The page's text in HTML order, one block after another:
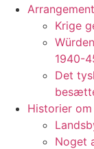
Krige
1940-
Det
Historier
Noget